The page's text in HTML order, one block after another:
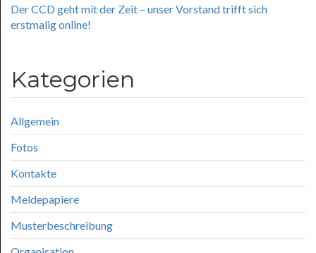
Der CCD geht mit der Zeit – unser Vorstand trifft sich
erstmalig online!
Kategorien
Allgemein
Fotos
Kontakte
Meldepapiere
Musterbeschreibung